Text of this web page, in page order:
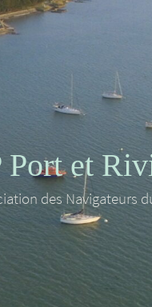
et
des Navigateurs